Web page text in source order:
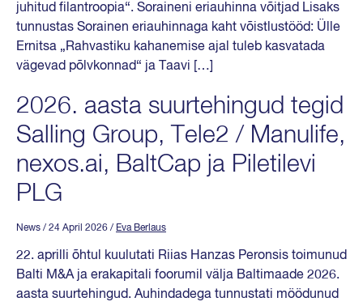
juhitud filantroopia“. Soraineni eriauhinna võitjad Lisaks
tunnustas Sorainen eriauhinnaga kaht võistlustööd: Ülle
Ernitsa „Rahvastiku kahanemise ajal tuleb kasvatada
vägevad põlvkonnad“ ja Taavi […]
2026. aasta suurtehingud tegid
Salling Group, Tele2 / Manulife,
nexos.ai, BaltCap ja Piletilevi
PLG
News / 24 April 2026 / Eva Berlaus
22. aprilli õhtul kuulutati Riias Hanzas Peronsis toimunud
Balti M&A ja erakapitali foorumil välja Baltimaade 2026.
aasta suurtehingud. Auhindadega tunnustati möödunud